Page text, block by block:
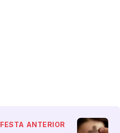
FESTA ANTERIOR